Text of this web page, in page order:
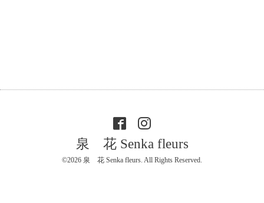
泉 花 Senka fleurs
©2026 泉 花 Senka fleurs. All Rights Reserved.